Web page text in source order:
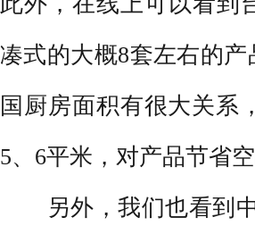
凑式的大概8套左右的
国厨房面积有很大关系
5、6平米，对产品节省
另外，我们也看到中